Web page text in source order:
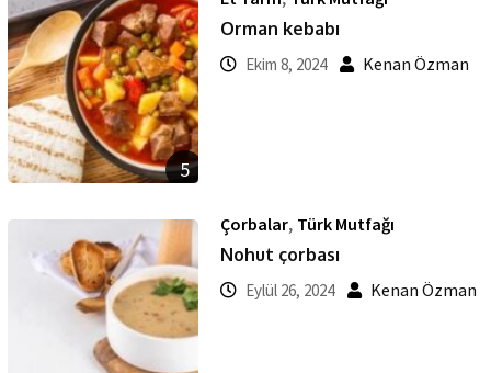
5
Orman kebabı
Ekim 8, 2024 Kenan Özman
Çorbalar, Türk Mutfağı
Nohut çorbası
Eylül 26, 2024 Kenan Özman